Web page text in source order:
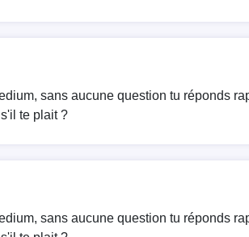
sans aucune question tu réponds
te plait ?
sans aucune question tu réponds